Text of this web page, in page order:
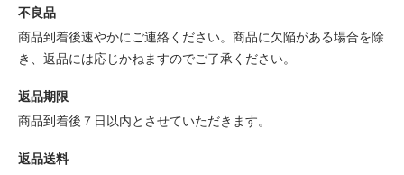
不良品
商品到着後速やかにご連絡ください。商品に欠陥がある場合を除
き、返品には応じかねますのでご了承ください。
返品期限
商品到着後７日以内とさせていただきます。
返品送料